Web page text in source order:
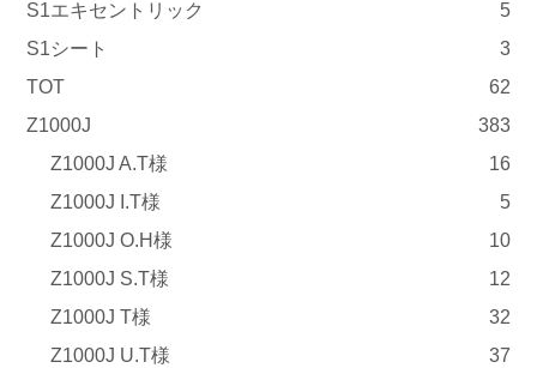
S1エキセントリック
5
S1シート
3
TOT
62
Z1000J
383
Z1000J A.T様
16
Z1000J I.T様
5
Z1000J O.H様
10
Z1000J S.T様
12
Z1000J T様
32
Z1000J U.T様
37